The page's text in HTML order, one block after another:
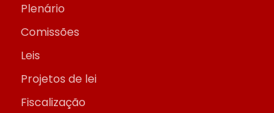
Plenário
Comissões
Leis
Projetos de lei
Fiscalização